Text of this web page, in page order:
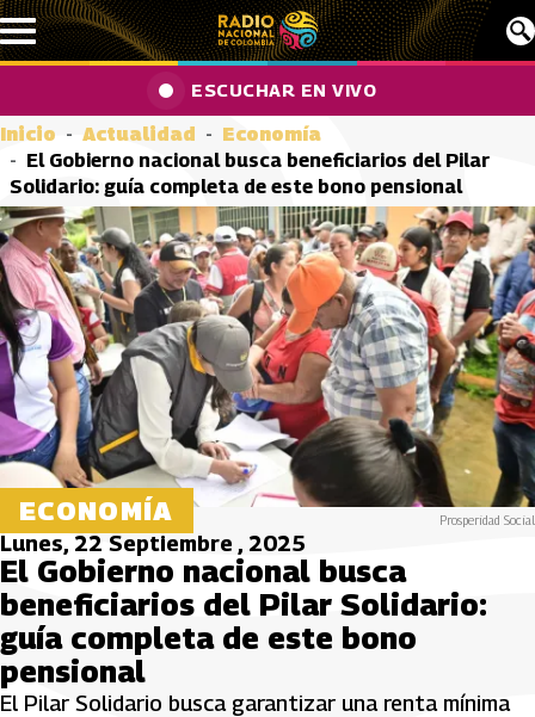
Pasar al contenido principal
ESCUCHAR EN VIVO
Inicio Actualidad
Economía
El Gobierno nacional busca beneficiarios del Pilar
Solidario: guía completa de este bono pensional
ECONOMÍA Prosperidad Social
Lunes, 22 Septiembre , 2025
El Gobierno nacional busca
beneficiarios del Pilar Solidario:
guía completa de este bono
pensional
El Pilar Solidario busca garantizar una renta mínima